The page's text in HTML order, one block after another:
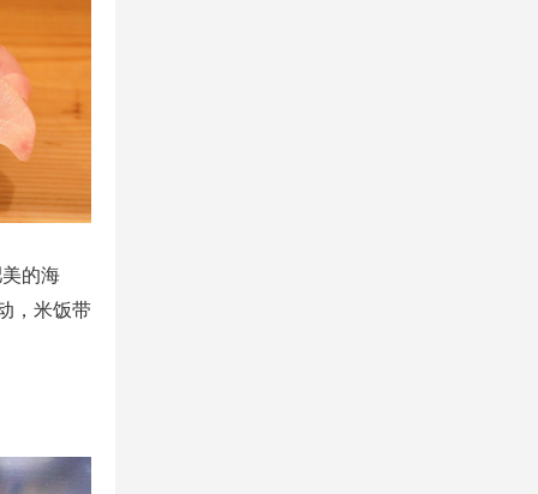
的海
，米饭带